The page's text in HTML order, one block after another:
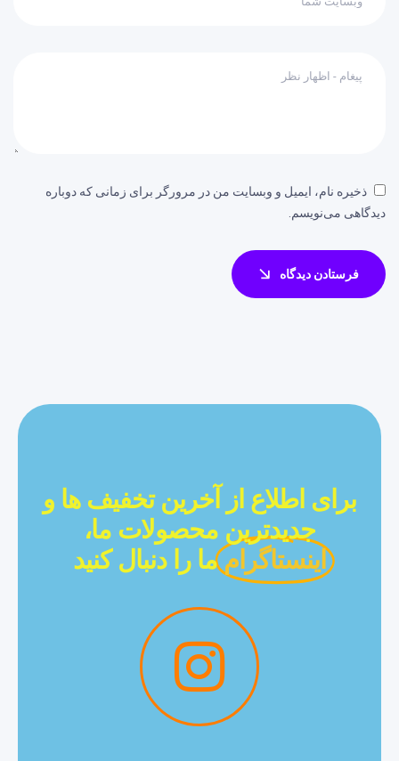
ذخیره نام، ایمیل و وبسایت من در مرورگر برای زمانی که دوباره
دیدگاهی می‌نویسم.
فرستادن دیدگاه
برای اطلاع از آخرین تخفیف ها و
جدیدترین محصولات ما،
اینستاگرام ما را دنبال کنید